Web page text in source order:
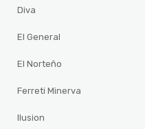
Diva
El General
El Norteño
Ferreti Minerva
Ilusion